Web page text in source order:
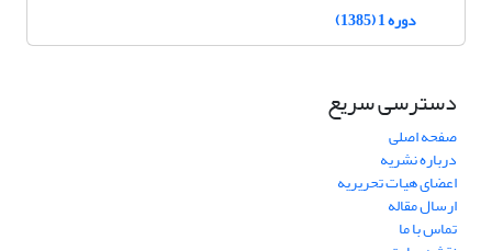
دوره 1 (1385)
دسترسی سریع
صفحه اصلی
درباره نشریه
اعضای هیات تحریریه
ارسال مقاله
تماس با ما